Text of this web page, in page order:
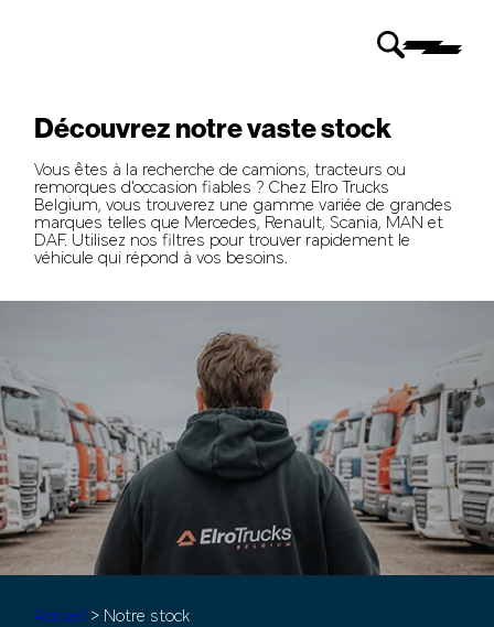
Découvrez notre vaste stock
Vous êtes à la recherche de camions, tracteurs ou
remorques d'occasion fiables ? Chez Elro Trucks
Belgium, vous trouverez une gamme variée de grandes
marques telles que Mercedes, Renault, Scania, MAN et
DAF. Utilisez nos filtres pour trouver rapidement le
véhicule qui répond à vos besoins.
Accueil > Notre stock